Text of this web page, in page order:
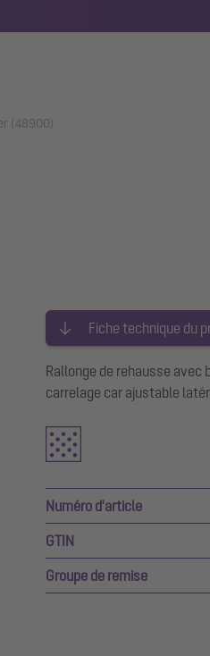
(48900)
Fiche technique du
Rallonge de rehausse
carrelage car ajustable
Numéro d'article
GTIN
Groupe de remise